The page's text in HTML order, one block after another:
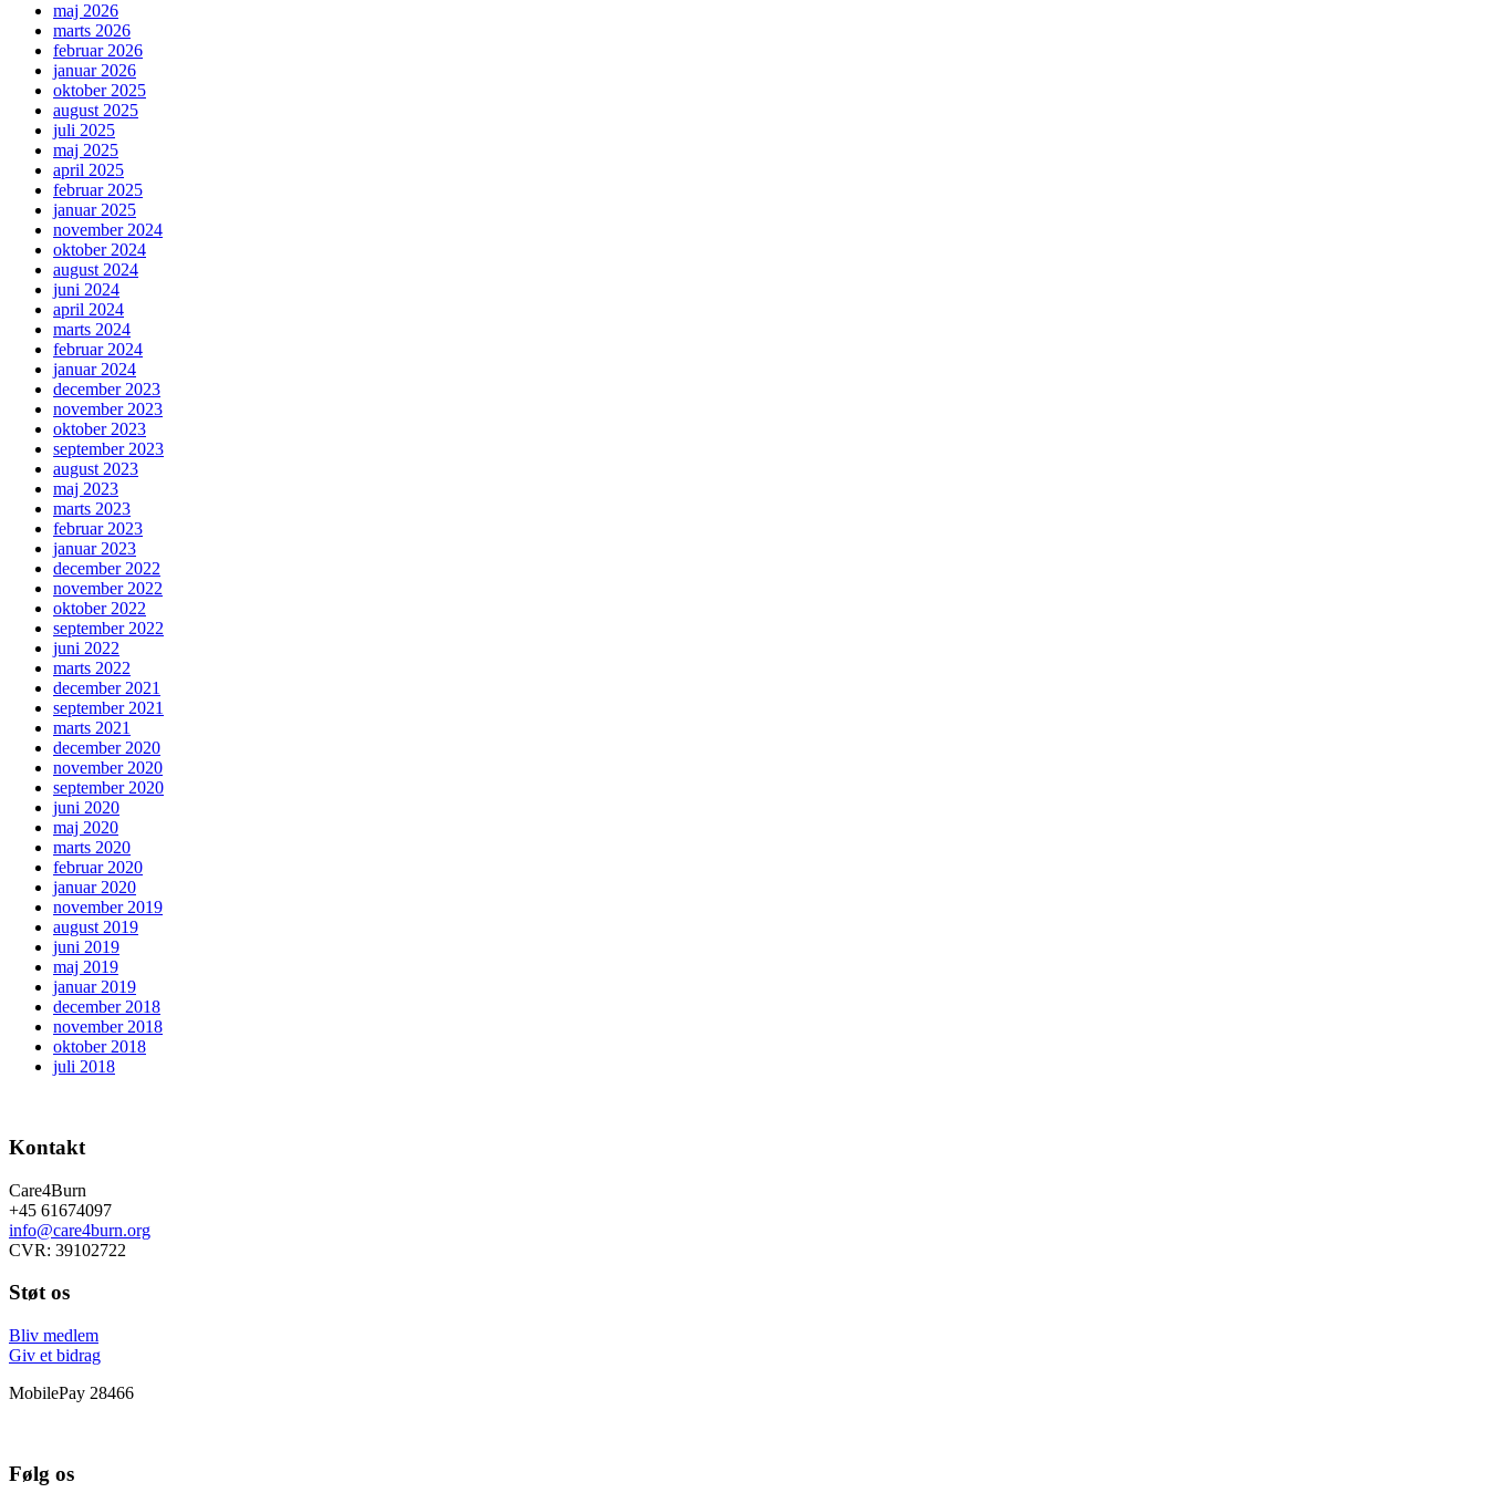
maj 2026
marts 2026
februar 2026
januar 2026
oktober 2025
august 2025
juli 2025
maj 2025
april 2025
februar 2025
januar 2025
november 2024
oktober 2024
august 2024
juni 2024
april 2024
marts 2024
februar 2024
januar 2024
december 2023
november 2023
oktober 2023
september 2023
august 2023
maj 2023
marts 2023
februar 2023
januar 2023
december 2022
november 2022
oktober 2022
september 2022
juni 2022
marts 2022
december 2021
september 2021
marts 2021
december 2020
november 2020
september 2020
juni 2020
maj 2020
marts 2020
februar 2020
januar 2020
november 2019
august 2019
juni 2019
maj 2019
januar 2019
december 2018
november 2018
oktober 2018
juli 2018
Kontakt
Care4Burn
+45 61674097
info@care4burn.org
CVR: 39102722
Støt os
Bliv medlem
Giv et bidrag
MobilePay 28466
Følg os